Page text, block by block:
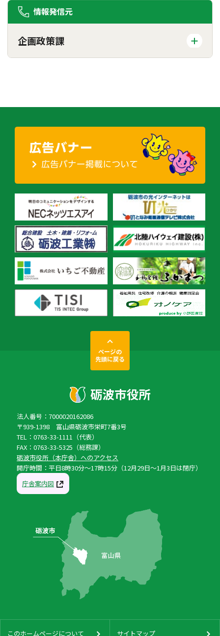
情報発信元
企画政策課
ページの
先頭に戻る
法人番号：7000020162086
〒939-1398 富山県砺波市栄町7番3号
TEL：0763-33-1111（代表）
FAX：0763-33-5325（総務課）
砺波市役所（本庁舎）へのアクセス
開庁時間：平日8時30分〜17時15分（12月29日〜1月3日は閉庁）
庁舎案内図
このホームページについて サイトマップ